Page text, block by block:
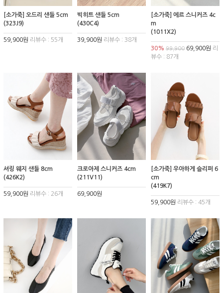
[소가죽] 오드리 샌들 5cm
(323J9)
59,900원 리뷰수 : 55개
빅히트 샌들 5cm
(430C4)
39,900원 리뷰수 : 38개
[소가죽] 에르 스니커즈 4c
m
(1011X2)
30% 99,90069,900원 리
뷰수 : 87개
셔링 웨지 샌들 8cm
(426K2)
59,900원 리뷰수 : 26개
크로아제 스니커즈 4cm
(211V11)
69,900원
[소가죽] 우아하게 슬리퍼 6
cm
(419K7)
59,900원 리뷰수 : 45개